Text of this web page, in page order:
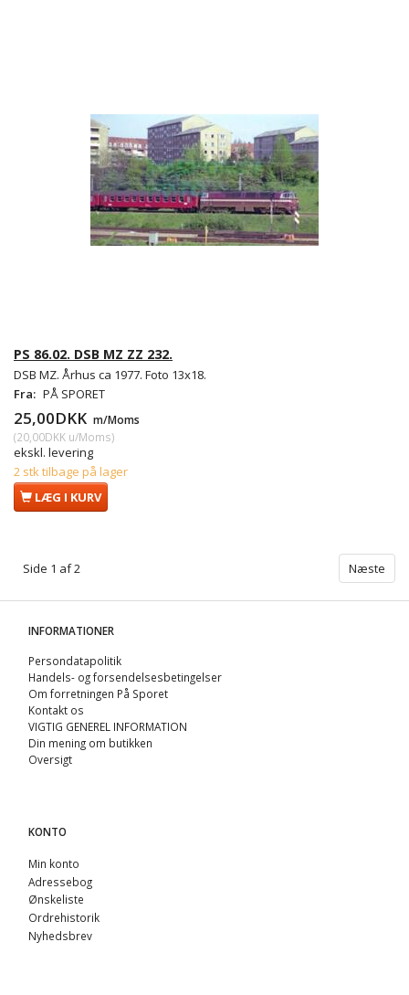
PS 86.02. DSB MZ ZZ 232.
DSB MZ. Århus ca 1977. Foto 13x18.
Fra: PÅ SPORET
25,00DKK m/Moms
(20,00DKK u/Moms)
ekskl. levering
2 stk tilbage på lager
LÆG I KURV
Side 1 af 2 Næste
INFORMATIONER
Persondatapolitik
Handels- og forsendelsesbetingelser
Om forretningen På Sporet
Kontakt os
VIGTIG GENEREL INFORMATION
Din mening om butikken
Oversigt
KONTO
Min konto
Adressebog
Ønskeliste
Ordrehistorik
Nyhedsbrev